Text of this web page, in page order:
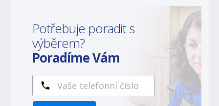
Potřebuje poradit s
výběrem?
Poradíme Vám